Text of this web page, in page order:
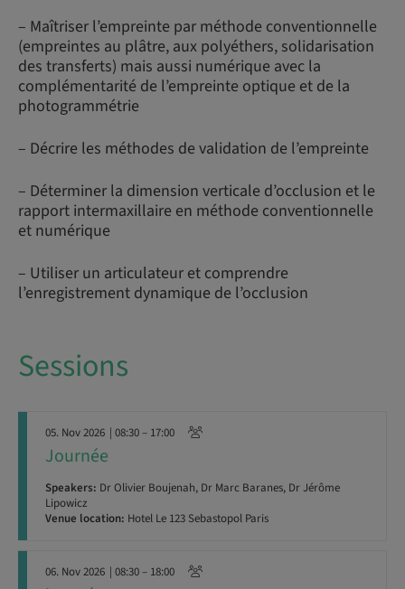
– Maîtriser l’empreinte par méthode conventionnelle
(empreintes au plâtre, aux polyéthers, solidarisation
des transferts) mais aussi numérique avec la
complémentarité de l’empreinte optique et de la
photogrammétrie
– Décrire les méthodes de validation de l’empreinte
– Déterminer la dimension verticale d’occlusion et le
rapport intermaxillaire en méthode conventionnelle
et numérique
– Utiliser un articulateur et comprendre
l’enregistrement dynamique de l’occlusion
Sessions
05. Nov 2026 | 08:30 – 17:00
Journée
Speakers: Dr Olivier Boujenah, Dr Marc Baranes, Dr Jérôme
Lipowicz
Venue location: Hotel Le 123 Sebastopol Paris
06. Nov 2026 | 08:30 – 18:00